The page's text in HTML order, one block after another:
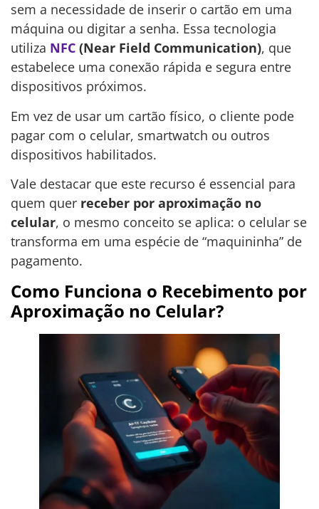
sem a necessidade de inserir o cartão em uma
máquina ou digitar a senha. Essa tecnologia
utiliza NFC (Near Field Communication), que
estabelece uma conexão rápida e segura entre
dispositivos próximos.
Em vez de usar um cartão físico, o cliente pode
pagar com o celular, smartwatch ou outros
dispositivos habilitados.
Vale destacar que este recurso é essencial para
quem quer receber por aproximação no
celular, o mesmo conceito se aplica: o celular se
transforma em uma espécie de “maquininha” de
pagamento.
Como Funciona o Recebimento por
Aproximação no Celular?